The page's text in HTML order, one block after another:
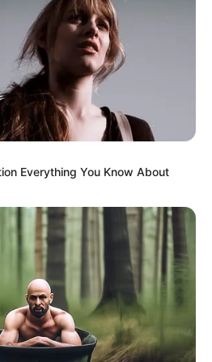
nomor 1. Hal itu juga yang
eksistensinya di dunia hiburan.
sekolah dan kuliahnya, ia akan
Everything You Know About